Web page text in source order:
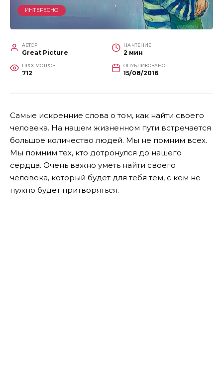
ИНТЕРЕСНО
АВТОР
Great Picture
НА ЧТЕНИЕ
2 мин
ПРОСМОТРОВ
712
ОПУБЛИКОВАНО
15/08/2016
Самые искренние слова о том, как найти своего
человека. На нашем жизненном пути встречается
большое количество людей. Мы не помним всех.
Мы помним тех, кто дотронулся до нашего
сердца. Очень важно уметь найти своего
человека, который будет для тебя тем, с кем не
нужно будет притворяться.